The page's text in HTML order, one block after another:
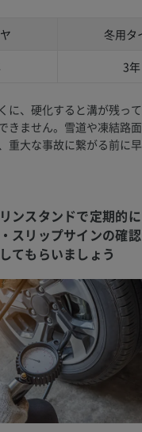
冬用タ
3年
に、硬化すると溝が残っ
きません。雪道や凍結路
重大な事故に繋がる前に
ンスタンドで定期的に
スリップサインの確
してもらいましょう